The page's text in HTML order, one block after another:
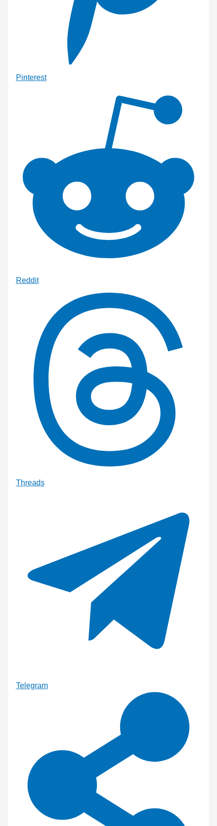
Pinterest
Reddit
Threads
Telegram